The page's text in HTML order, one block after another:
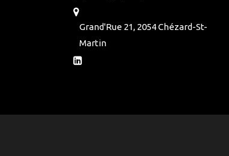
Grand'Rue 21, 2054 Chézard-St-
Martin